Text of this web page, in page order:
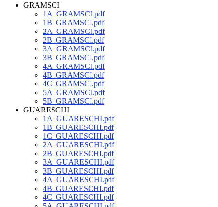
GRAMSCI
1A_GRAMSCI.pdf
1B_GRAMSCI.pdf
2A_GRAMSCI.pdf
2B_GRAMSCI.pdf
3A_GRAMSCI.pdf
3B_GRAMSCI.pdf
4A_GRAMSCI.pdf
4B_GRAMSCI.pdf
4C_GRAMSCI.pdf
5A_GRAMSCI.pdf
5B_GRAMSCI.pdf
GUARESCHI
1A_GUARESCHI.pdf
1B_GUARESCHI.pdf
1C_GUARESCHI.pdf
2A_GUARESCHI.pdf
2B_GUARESCHI.pdf
3A_GUARESCHI.pdf
3B_GUARESCHI.pdf
4A_GUARESCHI.pdf
4B_GUARESCHI.pdf
4C_GUARESCHI.pdf